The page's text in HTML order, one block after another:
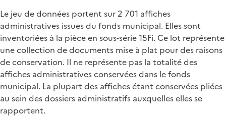
Le jeu de données portent sur 2 701 affiches
administratives issues du fonds municipal. Elles sont
inventoriées à la pièce en sous-série 15Fi. Ce lot représente
une collection de documents mise à plat pour des raisons
de conservation. Il ne représente pas la totalité des
affiches administratives conservées dans le fonds
municipal. La plupart des affiches étant conservées pliées
au sein des dossiers administratifs auxquelles elles se
rapportent.